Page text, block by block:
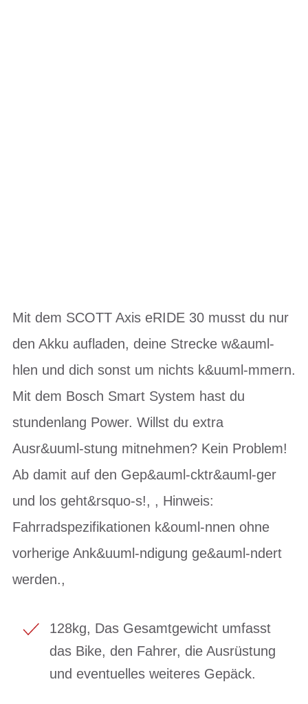
Mit dem SCOTT Axis eRIDE 30 musst du nur
den Akku aufladen, deine Strecke w&auml-
hlen und dich sonst um nichts k&uuml-mmern.
Mit dem Bosch Smart System hast du
stundenlang Power. Willst du extra
Ausr&uuml-stung mitnehmen? Kein Problem!
Ab damit auf den Gep&auml-cktr&auml-ger
und los geht&rsquo-s!, , Hinweis:
Fahrradspezifikationen k&ouml-nnen ohne
vorherige Ank&uuml-ndigung ge&auml-ndert
werden.,
128kg, Das Gesamtgewicht umfasst
das Bike, den Fahrer, die Ausrüstung
und eventuelles weiteres Gepäck.